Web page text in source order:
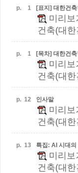
p. 1 [표지] 대한건
미리보
건축(대
p. 1 [목차] 대한건
미리보
건축(대
p. 12 인사말
미리보
건축(대
p. 13 특집: AI 시대의
미리보
건축(대